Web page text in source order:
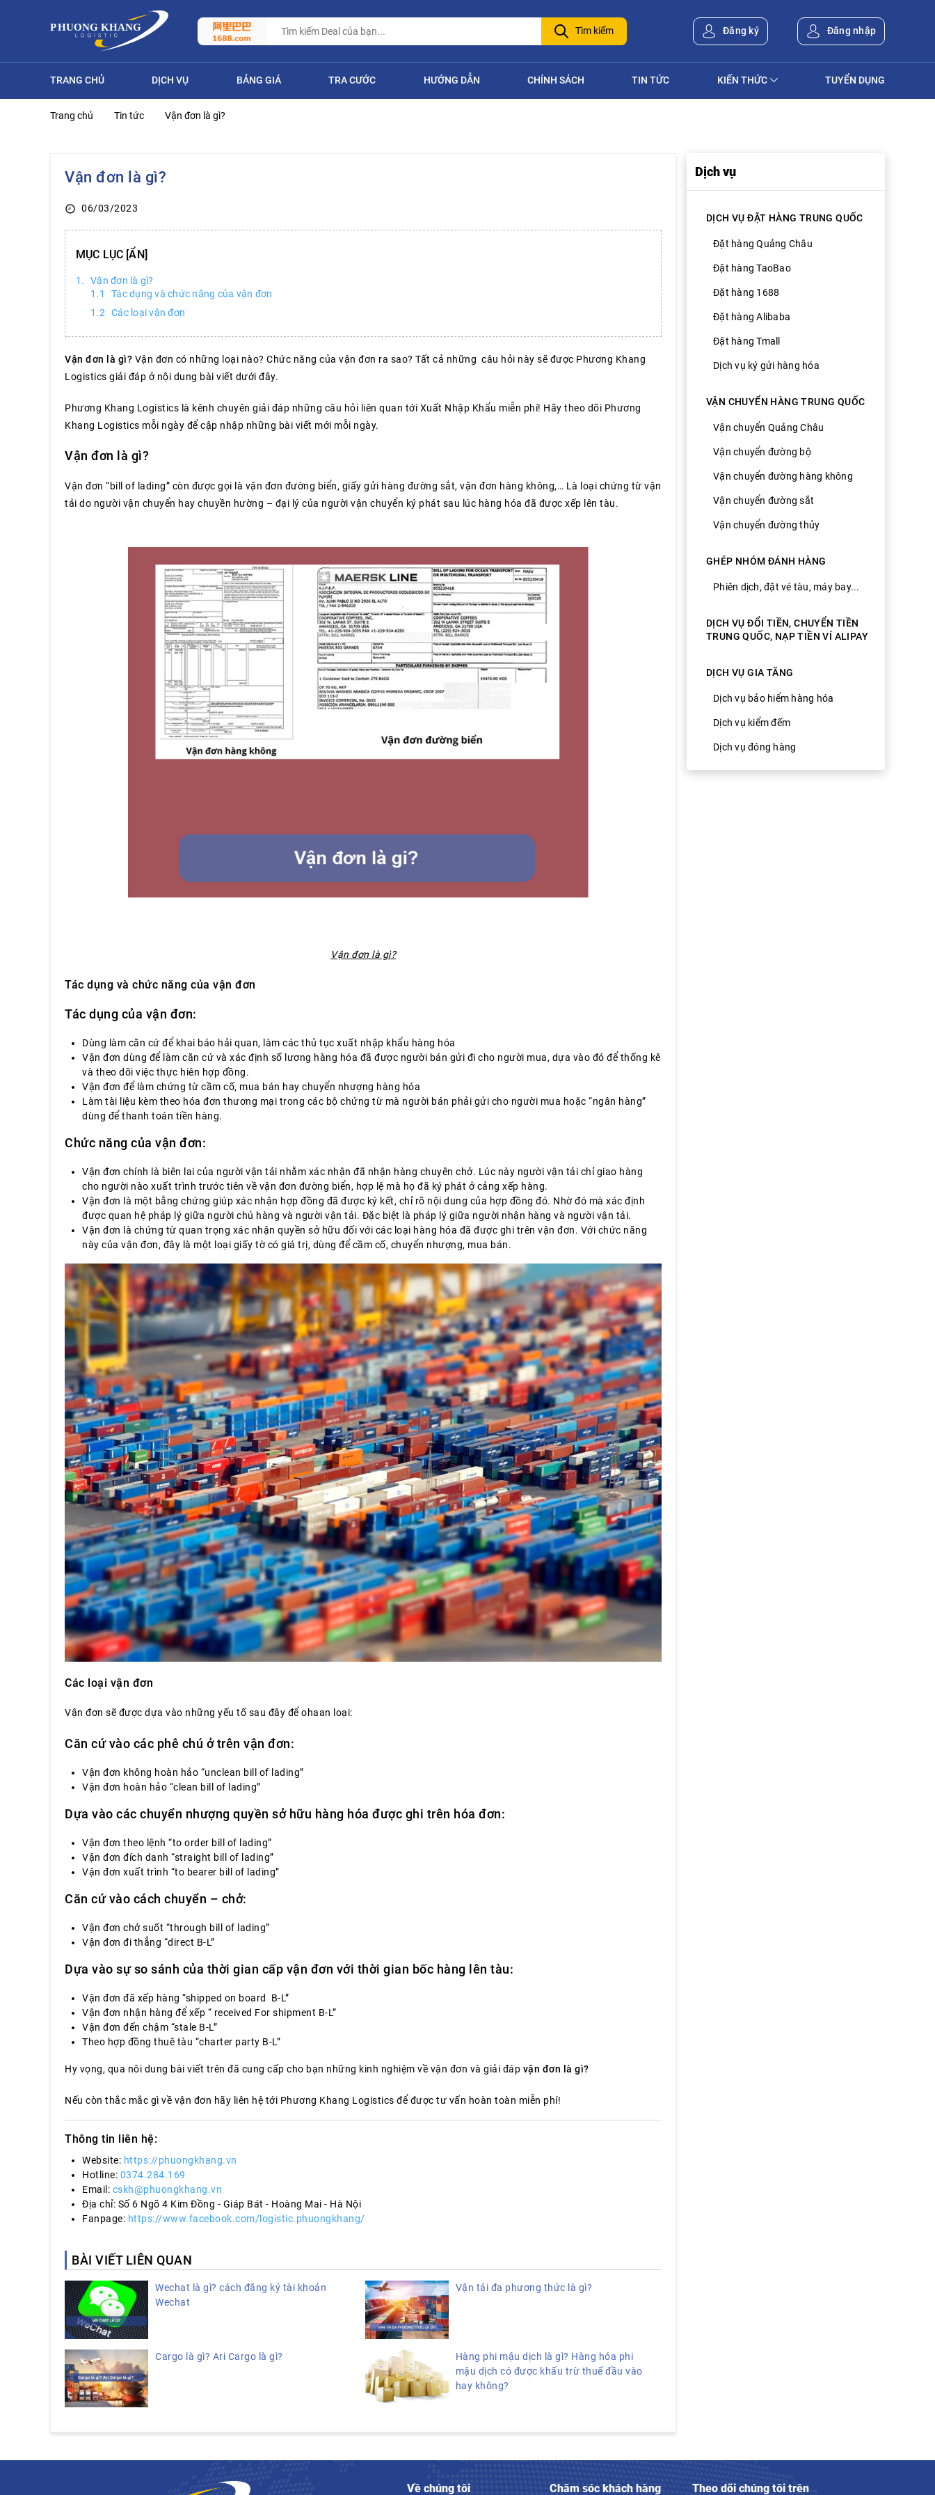
Tìm kiếm Đăng ký Đăng nhập
TRANG CHỦ DỊCH VỤ BẢNG GIÁ TRA CƯỚC HƯỚNG DẪN CHÍNH SÁCH TIN TỨC KIẾN THỨC TUYỂN DỤNG
Trang chủ Tin tức Vận đơn là gì?
Vận đơn là gì?
06/03/2023
MỤC LỤC
Vận đơn là gì?
Tác dụng và chức năng của vận đơn
Các loại vận đơn
Vận đơn là gì? Vận đơn có những loại nào? Chức năng của vận đơn ra sao? Tất cả những câu hỏi này sẽ được Phương Khang
Logistics giải đáp ở nội dung bài viết dưới đây.
Phương Khang Logistics là kênh chuyên giải đáp những câu hỏi liên quan tới Xuất Nhập Khẩu miễn phí! Hãy theo dõi Phương
Khang Logistics mỗi ngày để cập nhập những bài viết mới mỗi ngày.
Vận đơn là gì?
Vận đơn “bill of lading” còn được gọi là vận đơn đường biển, giấy gửi hàng đường sắt, vận đơn hàng không,… Là loại chứng từ vận
tải do người vận chuyển hay chuyền hường – đại lý của người vận chuyển ký phát sau lúc hàng hóa đã được xếp lên tàu.
Vận đơn là gì?
Tác dụng và chức năng của vận đơn
Tác dụng của vận đơn:
Dùng làm căn cứ để khai báo hải quan, làm các thủ tục xuất nhập khẩu hàng hóa
Vận đơn dùng để làm căn cứ và xác định số lương hàng hóa đã được người bán gửi đi cho người mua, dựa vào đó để thống kê
và theo dõi việc thực hiên hợp đồng.
Vận đơn để làm chứng từ cầm cố, mua bán hay chuyển nhượng hàng hóa
Làm tài liệu kèm theo hóa đơn thương mại trong các bộ chứng từ mà người bán phải gửi cho người mua hoặc “ngân hàng”
dùng để thanh toán tiền hàng.
Chức năng của vận đơn:
Vận đơn chính là biên lai của người vận tải nhằm xác nhận đã nhận hàng chuyên chở. Lúc này người vận tải chỉ giao hàng
cho người nào xuất trình trước tiên về vận đơn đường biển, hợp lệ mà họ đã ký phát ở cảng xếp hàng.
Vận đơn là một bằng chứng giúp xác nhận hợp đồng đã được ký kết, chỉ rõ nội dung của hợp đồng đó. Nhờ đó mà xác định
được quan hệ pháp lý giữa người chủ hàng và người vận tải. Đặc biệt là pháp lý giữa người nhận hàng và người vận tải.
Vận đơn là chứng từ quan trọng xác nhận quyền sở hữu đối với các loại hàng hóa đã được ghi trên vận đơn. Với chức năng
này của vận đơn, đây là một loại giấy tờ có giá trị, dùng để cầm cố, chuyển nhượng, mua bán.
Các loại vận đơn
Vận đơn sẽ được dựa vào những yếu tố sau đây để ohaan loại:
Căn cứ vào các phê chú ở trên vận đơn:
Vận đơn không hoàn hảo “unclean bill of lading”
Vận đơn hoàn hảo “clean bill of lading”
Dựa vào các chuyển nhượng quyền sở hữu hàng hóa được ghi trên hóa đơn:
Vận đơn theo lệnh “to order bill of lading”
Vận đơn đích danh “straight bill of lading”
Vận đơn xuất trình “to bearer bill of lading”
Căn cứ vào cách chuyển – chở:
Vận đơn chở suốt “through bill of lading”
Vận đơn đi thẳng “direct B-L”
Dựa vào sự so sánh của thời gian cấp vận đơn với thời gian bốc hàng lên tàu:
Vận đơn đã xếp hàng “shipped on board B-L”
Vận đơn nhận hàng để xếp “ received For shipment B-L”
Vận đơn đến chậm “stale B-L”
Theo hợp đồng thuê tàu “charter party B-L”
Hy vọng, qua nôi dung bài viết trên đã cung cấp cho bạn những kinh nghiệm về vận đơn và giải đáp vận đơn là gì?
Nếu còn thắc mắc gì về vận đơn hãy liên hệ tới Phương Khang Logistics để được tư vấn hoàn toàn miễn phí!
Thông tin liên hệ:
Website: https://phuongkhang.vn
Hotline: 0374.284.169
Email: cskh@phuongkhang.vn
Địa chỉ: Số 6 Ngõ 4 Kim Đồng - Giáp Bát - Hoàng Mai - Hà Nội
Fanpage: https://www.facebook.com/logistic.phuongkhang/
BÀI VIẾT LIÊN QUAN
Wechat là gì? cách đăng ký tài khoản
Wechat
Vận tải đa phương thức là gì?
Cargo là gì? Ari Cargo là gì?
Hàng phi mậu dịch là gì? Hàng hóa phi
mậu dịch có được khấu trừ thuế đầu vào
hay không?
Dịch vụ
DỊCH VỤ ĐẶT HÀNG TRUNG QUỐC
Đặt hàng Quảng Châu
Đặt hàng TaoBao
Đặt hàng 1688
Đặt hàng Alibaba
Đặt hàng Tmall
Dịch vụ ký gửi hàng hóa
VẬN CHUYỂN HÀNG TRUNG QUỐC
Vận chuyển Quảng Châu
Vận chuyển đường bộ
Vận chuyển đường hàng không
Vận chuyển đường sắt
Vận chuyển đường thủy
GHÉP NHÓM ĐÁNH HÀNG
Phiên dịch, đặt vé tàu, máy bay...
DỊCH VỤ ĐỔI TIỀN, CHUYỂN TIỀN
TRUNG QUỐC, NẠP TIỀN VÍ ALIPAY
DỊCH VỤ GIA TĂNG
Dịch vụ bảo hiểm hàng hóa
Dịch vụ kiểm đếm
Dịch vụ đóng hàng
Về chúng tôi Chăm sóc khách hàng Theo dõi chúng tôi trên